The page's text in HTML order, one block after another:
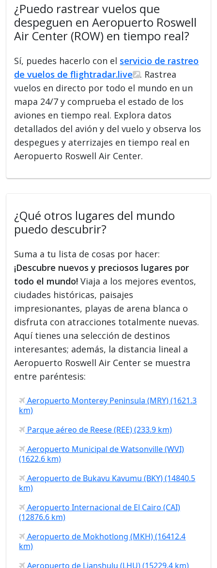
¿Puedo rastrear vuelos que
despeguen en Aeropuerto Roswell
Air Center (ROW) en tiempo real?
Sí, puedes hacerlo con el servicio de rastreo
de vuelos de flightradar.live
. Rastrea
vuelos en directo por todo el mundo en un
mapa 24/7 y comprueba el estado de los
aviones en tiempo real. Explora datos
detallados del avión y del vuelo y observa los
despegues y aterrizajes en tiempo real en
Aeropuerto Roswell Air Center.
¿Qué otros lugares del mundo
puedo descubrir?
Suma a tu lista de cosas por hacer:
¡Descubre nuevos y preciosos lugares por
todo el mundo! Viaja a los mejores eventos,
ciudades históricas, paisajes
impresionantes, playas de arena blanca o
disfruta con atracciones totalmente nuevas.
Aquí tienes una selección de destinos
interesantes; además, la distancia lineal a
Aeropuerto Roswell Air Center se muestra
entre paréntesis:
Aeropuerto Monterey Peninsula (MRY) (1621.3
km)
Parque aéreo de Reese (REE) (233.9 km)
Aeropuerto Municipal de Watsonville (WVI)
(1622.6 km)
Aeropuerto de Bukavu Kavumu (BKY) (14840.5
km)
Aeropuerto Internacional de El Cairo (CAI)
(12876.6 km)
Aeropuerto de Mokhotlong (MKH) (16412.4
km)
Aeropuerto de Lianshulu (LHU) (15229.4 km)